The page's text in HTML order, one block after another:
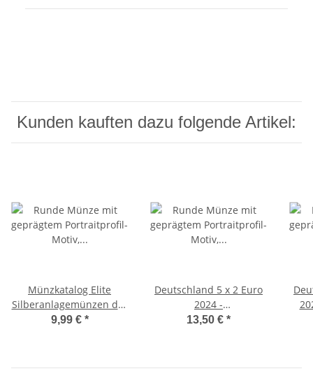
Kunden kauften dazu folgende Artikel:
Münzkatalog Elite
Silberanlagemünzen der
Welt 23/24
9,99 € *
Deutschland 5 x 2 Euro
2024 -
Paulskirchenverfassung
13,50 € *